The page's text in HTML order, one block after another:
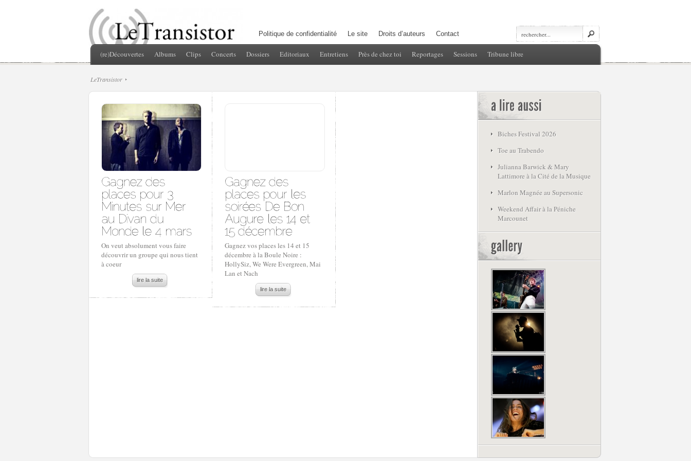
Politique de confidentialité Le site Droits d’auteurs Contact
(re)Découvertes Albums Clips Concerts Dossiers Editoriaux Entretiens Près de chez toi Reportages Sessions Tribune libre
LeTransistor
On veut absolument vous faire
découvrir un groupe qui nous tient
à coeur
lire la suite
Gagnez vos places les 14 et 15
décembre à la Boule Noire :
HollySiz, We Were Evergreen, Mai
Lan et Nach
lire la suite
Biches Festival 2026
Toe au Trabendo
Julianna Barwick & Mary
Lattimore à la Cité de la Musique
Marlon Magnée au Supersonic
Weekend Affair à la Péniche
Marcounet